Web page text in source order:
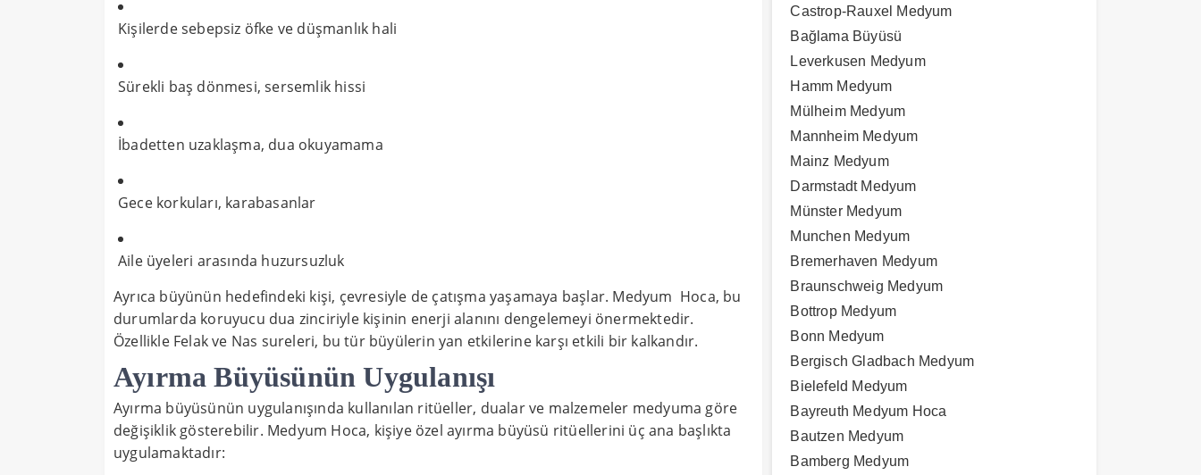
Kişilerde sebepsiz öfke ve düşmanlık hali
Sürekli baş dönmesi, sersemlik hissi
İbadetten uzaklaşma, dua okuyamama
Gece korkuları, karabasanlar
Aile üyeleri arasında huzursuzluk
Ayrıca büyünün hedefindeki kişi, çevresiyle de çatışma yaşamaya başlar. Medyum Hoca, bu
durumlarda koruyucu dua zinciriyle kişinin enerji alanını dengelemeyi önermektedir.
Özellikle Felak ve Nas sureleri, bu tür büyülerin yan etkilerine karşı etkili bir kalkandır.
Ayırma Büyüsünün Uygulanışı
Ayırma büyüsünün uygulanışında kullanılan ritüeller, dualar ve malzemeler medyuma göre
değişiklik gösterebilir. Medyum Hoca, kişiye özel ayırma büyüsü ritüellerini üç ana başlıkta
uygulamaktadır:
Castrop-Rauxel Medyum
Bağlama Büyüsü
Leverkusen Medyum
Hamm Medyum
Mülheim Medyum
Mannheim Medyum
Mainz Medyum
Darmstadt Medyum
Münster Medyum
Munchen Medyum
Bremerhaven Medyum
Braunschweig Medyum
Bottrop Medyum
Bonn Medyum
Bergisch Gladbach Medyum
Bielefeld Medyum
Bayreuth Medyum Hoca
Bautzen Medyum
Bamberg Medyum